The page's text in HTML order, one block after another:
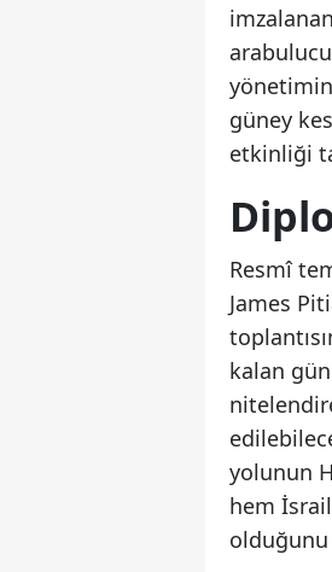
güney
etkinliği
Resmî
James
kalan
yolunun
hem